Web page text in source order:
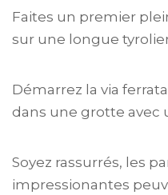
Faites un premier
sur une longue
Démarrez la via
dans une grotte avec
Soyez rassurrés, les
impressionantes